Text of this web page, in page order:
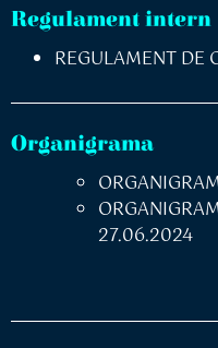
Regulament intern
REGULAMENT DE
Organigrama
27.06.2024